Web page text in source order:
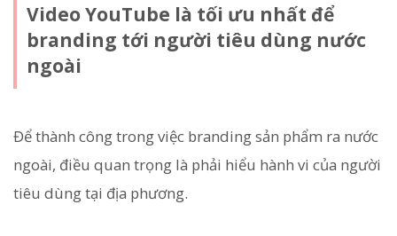
Video YouTube là tối ưu nhất để
branding tới người tiêu dùng nước
ngoài
Để thành công trong việc branding sản phẩm ra nước
ngoài, điều quan trọng là phải hiểu hành vi của người
tiêu dùng tại địa phương.